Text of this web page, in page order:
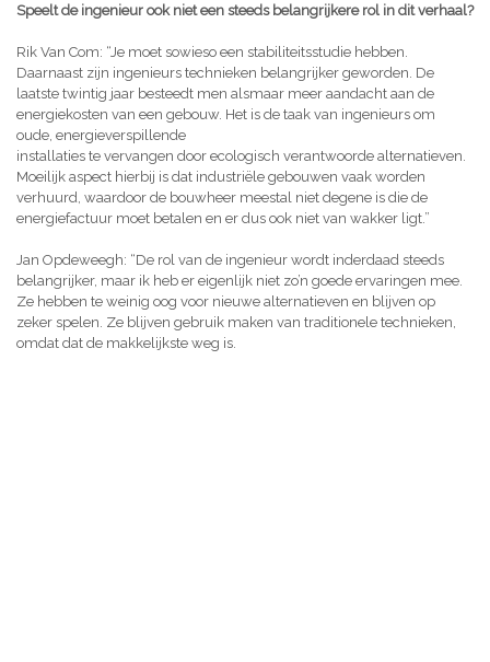
Speelt de ingenieur ook niet een steeds belangrijkere rol in dit verhaal?
Rik Van Com: “Je moet sowieso een stabiliteitsstudie hebben.
Daarnaast zijn ingenieurs technieken belangrijker geworden. De
laatste twintig jaar besteedt men alsmaar meer aandacht aan de
energiekosten van een gebouw. Het is de taak van ingenieurs om
oude, energieverspillende
installaties te vervangen door ecologisch verantwoorde alternatieven.
Moeilijk aspect hierbij is dat industriële gebouwen vaak worden
verhuurd, waardoor de bouwheer meestal niet degene is die de
energiefactuur moet betalen en er dus ook niet van wakker ligt.”
Jan Opdeweegh: “De rol van de ingenieur wordt inderdaad steeds
belangrijker, maar ik heb er eigenlijk niet zo’n goede ervaringen mee.
Ze hebben te weinig oog voor nieuwe alternatieven en blijven op
zeker spelen. Ze blijven gebruik maken van traditionele technieken,
omdat dat de makkelijkste weg is.